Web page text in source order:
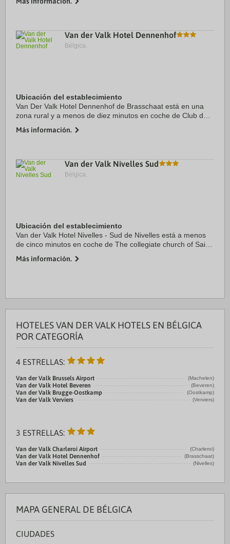
de la Mode y Place du Marché. ...
Van der Valk Hotel Dennenhof
Bélgica.
Ubicación del establecimiento
Van Der Valk Hotel Dennenhof de Brasschaat está en una
zona rural y a menos de diez minutos en coche de Club de
Además, este hotel sostenible se ...
Más información.
Van der Valk Nivelles Sud
Bélgica.
Ubicación del establecimiento
Van der Valk Hotel Nivelles - Sud de Nivelles está a menos
de cinco minutos en coche de The collegiate church of Saint
encuentra a 4,4 km de ...
Más información.
HOTELES VAN DER VALK HOTELS EN BÉLGICA
POR CATEGORÍA
4 ESTRELLAS:
Van der Valk Brussels Airport (Machelen)
Van der Valk Hotel Beveren (Beveren)
Van der Valk Brugge-Oostkamp (Oostkamp)
Van der Valk Verviers (Verviers)
3 ESTRELLAS:
Van der Valk Charleroi Airport (Charleroi)
Van der Valk Hotel Dennenhof (Brasschaat)
Van der Valk Nivelles Sud (Nivelles)
MAPA GENERAL DE BÉLGICA
CIUDADES